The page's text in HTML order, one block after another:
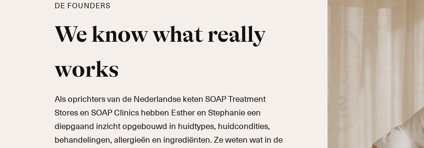
DE FOUNDERS
We know what really
works
Als oprichters van de Nederlandse keten SOAP Treatment
Stores en SOAP Clinics hebben Esther en Stephanie een
diepgaand inzicht opgebouwd in huidtypes, huidcondities,
behandelingen, allergieën en ingrediënten. Ze weten wat in de